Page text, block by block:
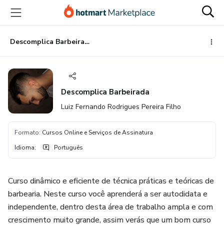
para
conteúdo
principal
para
pagamento
para
rodapé
Descomplica Barbeirada
Descomplica Barbeirada
Luiz Fernando Rodrigues Pereira Filho
Formato: Cursos Online e Serviços de Assinatura
Idioma: Português
Curso dinâmico e eficiente de técnica práticas e teóricas de
barbearia. Neste curso você aprenderá a ser autodidata e
independente, dentro desta área de trabalho ampla e com
crescimento muito grande, assim verás que um bom curso